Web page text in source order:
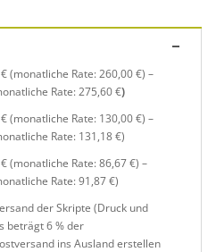
(monatliche Rate: 260,00 €) –
Rate: 275,60 €)
(monatliche Rate: 130,00 €) –
Rate: 131,18 €)
(monatliche Rate: 86,67 €) –
Rate: 91,87 €)
der Skripte (Druck und
beträgt 6 % der
ins Ausland erstellen